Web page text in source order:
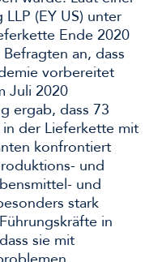
(EY US) unter
Ende 2020
an, dass
vorbereitet
Juli 2020
ergab, dass 73
der Lieferkette mit
konfrontiert
und
und
stark
in
sie mit